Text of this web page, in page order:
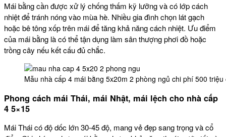
Mái bằng cần được xử lý chống thấm kỹ lưỡng và có lớp cách
nhiệt để tránh nóng vào mùa hè. Nhiều gia đình chọn lát gạch
hoặc bê tông xốp trên mái để tăng khả năng cách nhiệt. Ưu điểm
của mái bằng là có thể tận dụng làm sân thượng phơi đồ hoặc
trồng cây nếu kết cấu đủ chắc.
Mẫu nhà cấp 4 mái bằng 5x20m 2 phòng ngủ chi phí 500 triệu
Phong cách mái Thái, mái Nhật, mái lệch cho nhà cấp
4 5×15
Mái Thái có độ dốc lớn 30-45 độ, mang vẻ đẹp sang trọng và cổ